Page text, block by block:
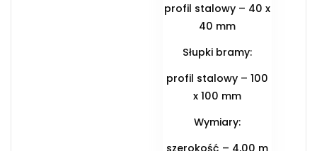
profil stalowy – 40 x
40 mm
Słupki bramy:
profil stalowy – 100
x 100 mm
Wymiary:
szerokość – 4,00 m